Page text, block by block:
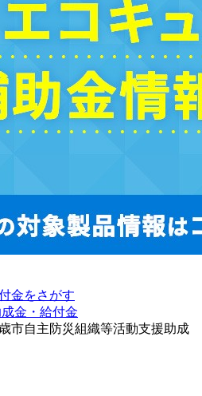
金をさがす
金・給付金
市自主防災組織等活動支援助成